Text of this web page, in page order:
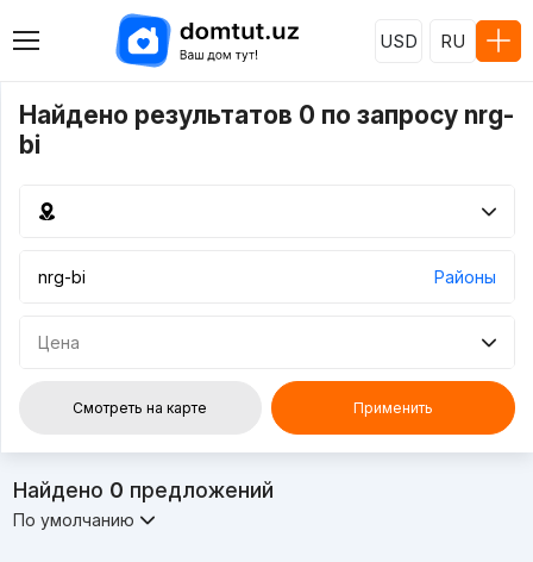
USD RU
Найдено результатов 0 по запросу nrg-
bi
Районы
Цена
Смотреть на карте Применить
Найдено 0 предложений
По умолчанию